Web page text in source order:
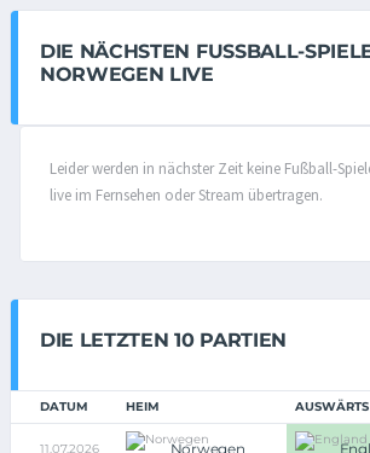
DIE NÄCHSTEN FUSSBALL-SPIELE
ORWEGEN LIVE
Leider werden in nächster Zeit keine Fußball-
live im Fernsehen oder Stream übertragen.
DIE LETZTEN 10 PARTIEN
DATUM HEIM AUSWÄRTS
11.07.2026 Norwegen